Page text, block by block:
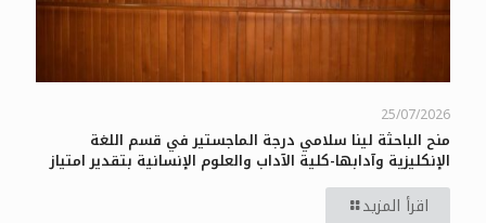
25/07/2026
منح الباحثة لينا سلامي درجة الماجستير في قسم اللغة
الإنكليزية وآدابها-كلية الآداب والعلوم الإنسانية بتقدير امتياز
اقرأ المزيد